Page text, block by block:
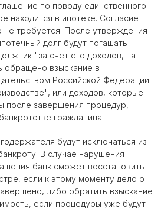
по поводу единственного
находится в ипотеке. Согласие
не требуется. После утверждения
долг будут погашать
"за счет его доходов, на
взыскание в
Российской Федерации
или доходов, которые
после завершения процедур,
гражданина.
будут исключаться из
В случае нарушения
банк сможет восстановить
если к этому моменту дело о
либо обратить взыскание
если процедуры уже будут